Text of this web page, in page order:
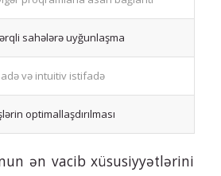
sahələrə uyğunlaşma
və intuitiv istifadə
optimallaşdırılması
ən vacib xüsusiyyətlərini